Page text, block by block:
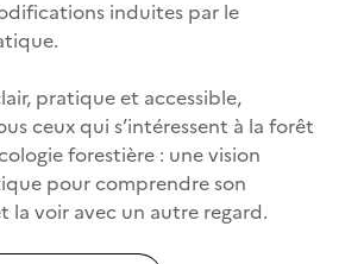
induites par le
pratique et accessible,
ceux qui s’intéressent à la forêt
forestière : une vision
pour comprendre son
voir avec un autre regard.